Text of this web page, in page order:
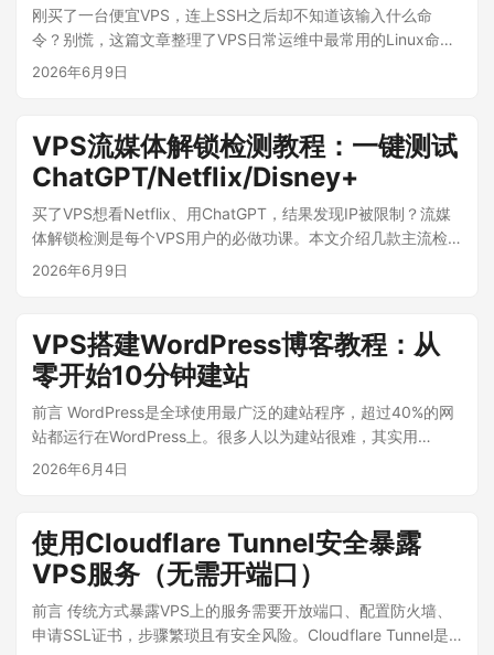
刚买了一台便宜VPS，连上SSH之后却不知道该输入什么命
令？别慌，这篇文章整理了VPS日常运维中最常用的Linux命
令，从文件操作到系统监控，从网络调试到进程管理，覆盖你
2026年6月9日
VPS流媒体解锁检测教程：一键测试
ChatGPT/Netflix/Disney+
买了VPS想看Netflix、用ChatGPT，结果发现IP被限制？流媒
体解锁检测是每个VPS用户的必做功课。本文介绍几款主流检
测脚本，一键测试你的VPS能解锁哪些流媒体服务。 ...
2026年6月9日
VPS搭建WordPress博客教程：从
零开始10分钟建站
前言 WordPress是全球使用最广泛的建站程序，超过40%的网
站都运行在WordPress上。很多人以为建站很难，其实用
Docker在VPS上搭建WordPress只需要几条命令，10分钟就能
核1G以上配置），还没有的可以参考便宜VPS推荐 一个域名
（建议在Cloudflare注册，方便管理DNS） VPS已安装
Docker，参考一键安装Docker 二、使用Docker Compose一
键部署 创建项目目录： mkdir -p /opt/wordpress cd
/opt/wordpress 创建 docker-compose.yml： cat > docker-
2026年6月4日
使用Cloudflare Tunnel安全暴露
VPS服务（无需开端口）
前言 传统方式暴露VPS上的服务需要开放端口、配置防火墙、
申请SSL证书，步骤繁琐且有安全风险。Cloudflare Tunnel是